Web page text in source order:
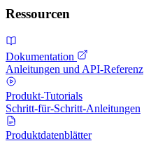
Ressourcen
Dokumentation
Anleitungen und API-Referenz
Produkt-Tutorials
Schritt-für-Schritt-Anleitungen
Produktdatenblätter